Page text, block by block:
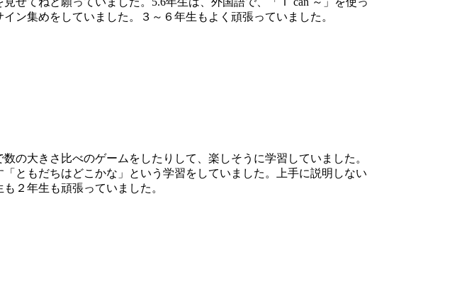
ン集めをしていました。３～６年生もよく頑張っていました。
大きさ比べのゲームをしたりして、楽しそうに学習していました。
ともだちはどこかな」という学習をしていました。上手に説明しない
２年生も頑張っていました。